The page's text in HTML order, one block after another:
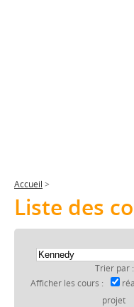
Accueil >
Liste des
Trier par :
Afficher les cours :
projet